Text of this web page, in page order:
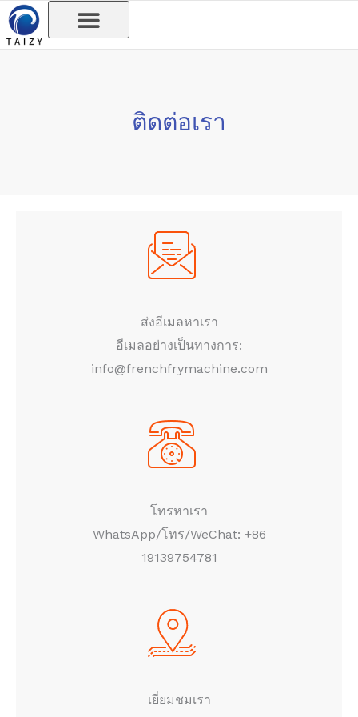
Skip
to
ติดต่อเรา
ส่งอีเมลหาเรา
อีเมลอย่างเป็นทางการ:
info@frenchfrymachine.com
โทรหาเรา
WhatsApp/โทร/WeChat: +86
19139754781
เยี่ยมชมเรา